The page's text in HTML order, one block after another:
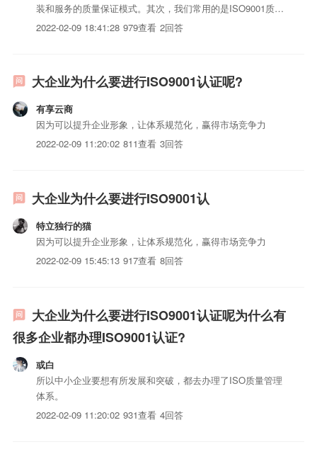
装和服务的质量保证模式。其次，我们常用的是ISO9001质量
管理体系中的要求。但ISO9002是《质量体系生产安装和服务
2022-02-09 18:41:28 979查看 2回答
大企业为什么要进行ISO9001认证呢?
有享云商
因为可以提升企业形象，让体系规范化，赢得市场竞争力
2022-02-09 11:20:02 811查看 3回答
大企业为什么要进行ISO9001认
特立独行的猫
因为可以提升企业形象，让体系规范化，赢得市场竞争力
2022-02-09 15:45:13 917查看 8回答
大企业为什么要进行ISO9001认证呢为什么有
很多企业都办理ISO9001认证?
或白
所以中小企业要想有所发展和突破，都去办理了ISO质量管理
体系。
2022-02-09 11:20:02 931查看 4回答